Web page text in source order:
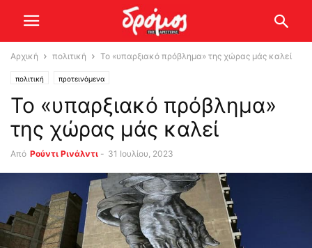
Αρχική πολιτική Το «υπαρξιακό πρόβλημα» της χώρας μάς καλεί
πολιτική προτεινόμενα
Το «υπαρξιακό πρόβλημα»
της χώρας μάς καλεί
Από Ρούντι Ρινάλντι - 31 Ιουλίου, 2023